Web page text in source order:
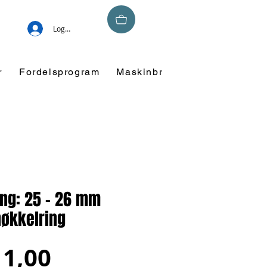
Logg inn
Fordelsprogram Maskinbroderi
25 - 26 mm